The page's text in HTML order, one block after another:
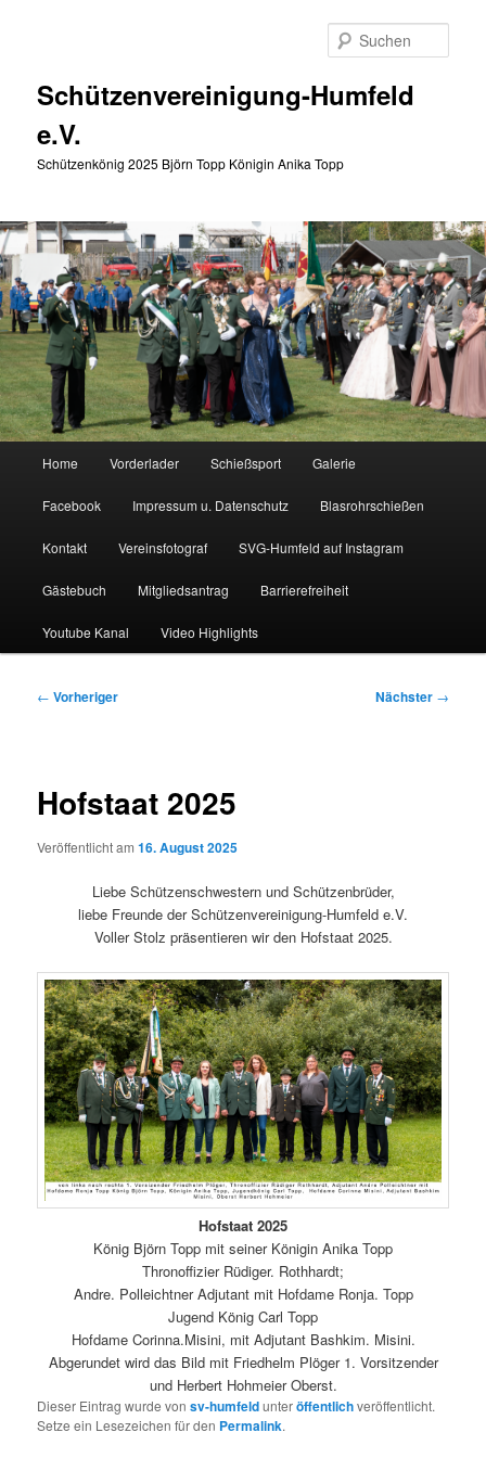
Schützenvereinigung-Humfeld
e.V.
Schützenkönig 2025 Björn Topp Königin Anika Topp
Home Vorderlader Schießsport Galerie
Facebook Impressum u. Datenschutz Blasrohrschießen
Kontakt Vereinsfotograf SVG-Humfeld auf Instagram
Gästebuch Mitgliedsantrag Barrierefreiheit
Youtube Kanal Video Highlights
Beitragsnavigation
← Vorheriger Nächster →
Hofstaat 2025
Veröffentlicht am16. August 2025
Liebe Schützenschwestern und Schützenbrüder,
liebe Freunde der Schützenvereinigung-Humfeld e.V.
Voller Stolz präsentieren wir den Hofstaat 2025.
Hofstaat 2025
König Björn Topp mit seiner Königin Anika Topp
Thronoffizier Rüdiger. Rothhardt;
Andre. Polleichtner Adjutant mit Hofdame Ronja. Topp
Jugend König Carl Topp
Hofdame Corinna.Misini, mit Adjutant Bashkim. Misini.
Abgerundet wird das Bild mit Friedhelm Plöger 1. Vorsitzender
und Herbert Hohmeier Oberst.
Dieser Eintrag wurde vonsv-humfeldunteröffentlichveröffentlicht.
Setze ein Lesezeichen für den Permalink.